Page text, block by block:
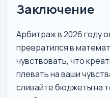
Заключение
Арбитраж в 2026 году
превратился в
чувствовать, что
плевать на ваши
сливайте бюджеты на